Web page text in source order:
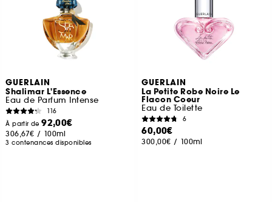
GUERLAIN
Shalimar L'Essence
Eau de Parfum Intense
116
À partir de92,00€
306,67€ / 100ml
3 contenances disponibles
GUERLAIN
La Petite Robe Noire Le
Flacon Coeur
Eau de Toilette
6
60,00€
300,00€ / 100ml